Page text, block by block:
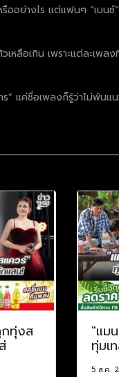
ออย่างไร แต่แฟนๆ “เบน
ลือเกิน เพราะแต่ละเพล
แค่ชื่อเพลงก็รู้ว่าไม่พ้นแ
ทุ่งส "แม
ทุ่มเ
5 ส.ค.